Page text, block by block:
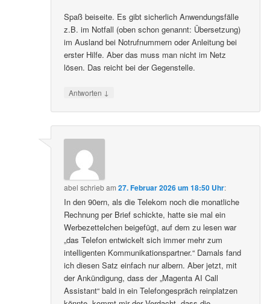
Spaß beiseite. Es gibt sicherlich Anwendungsfälle
z.B. im Notfall (oben schon genannt: Übersetzung)
im Ausland bei Notrufnummern oder Anleitung bei
erster Hilfe. Aber das muss man nicht im Netz
lösen. Das reicht bei der Gegenstelle.
Antworten ↓
abel schriebam27. Februar 2026 um 18:50 Uhr:
In den 90ern, als die Telekom noch die monatliche
Rechnung per Brief schickte, hatte sie mal ein
Werbezettelchen beigefügt, auf dem zu lesen war
„das Telefon entwickelt sich immer mehr zum
intelligenten Kommunikationspartner.“ Damals fand
ich diesen Satz einfach nur albern. Aber jetzt, mit
der Ankündigung, dass der „Magenta AI Call
Assistant“ bald in ein Telefongespräch reinplatzen